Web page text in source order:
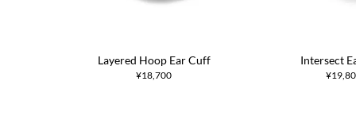
Layered Hoop Ear Cuff
¥18,700
Intersect